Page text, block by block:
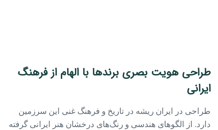
طراحی هویت بصری برندها با الهام از فرهنگ
ایرانی
طراحی در ایران ریشه در تاریخ و فرهنگ غنی این سرزمین
دارد. از الگوهای هندسی و رنگ‌های درخشان هنر ایرانی گرفته